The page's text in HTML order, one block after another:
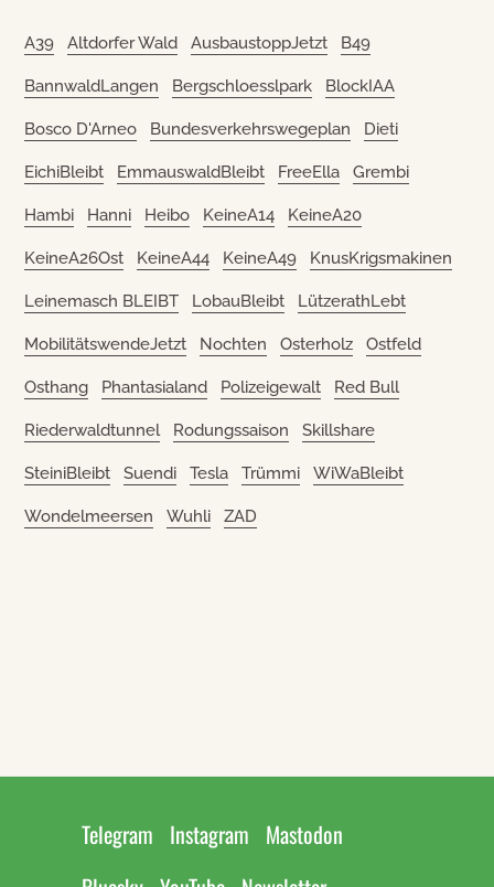
A39 Altdorfer Wald AusbaustoppJetzt B49
BannwaldLangen Bergschloesslpark BlockIAA
Bosco D'Arneo Bundesverkehrswegeplan Dieti
EichiBleibt EmmauswaldBleibt FreeElla Grembi
Hambi Hanni Heibo KeineA14 KeineA20
KeineA26Ost KeineA44 KeineA49 KnusKrigsmakinen
Leinemasch BLEIBT LobauBleibt LützerathLebt
MobilitätswendeJetzt Nochten Osterholz Ostfeld
Osthang Phantasialand Polizeigewalt Red Bull
Riederwaldtunnel Rodungssaison Skillshare
SteiniBleibt Suendi Tesla Trümmi WiWaBleibt
Wondelmeersen Wuhli ZAD
Telegram Instagram Mastodon